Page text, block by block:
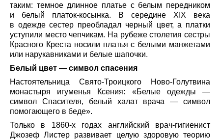
таким: темное длинное платье с белым передником
и белый платок-косынка. В середине XIX века
в одежде сестер преобладал черный цвет, а платки
уступили место чепчикам. На рубеже столетия сестры
Красного Креста носили платья с белыми манжетами
или нарукавниками и белые шапочки.
Белый цвет — символ спасения
Настоятельница Свято-Троицкого Ново-Голутвина
монастыря игуменья Ксения: «Белые одежды —
символ Спасителя, белый халат врача — символ
помогающего в беде».
Только в 1860-х годах английский врач-гигиенист
Джозеф Листер развивает целую здоровую теорию